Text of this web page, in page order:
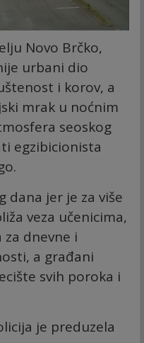
Novo Brčko,
urbani dio
i korov, a
mrak u noćnim
seoskog
egzibicionista
dana jer je za više
veza učenicima,
dnevne i
a građani
svih poroka i
je preduzela